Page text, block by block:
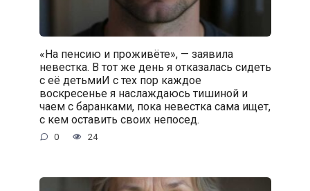
«На пенсию и проживёте», — заявила
невестка. В тот же день я отказалась сидеть
с её детьмиИ с тех пор каждое
воскресенье я наслаждаюсь тишиной и
чаем с баранками, пока невестка сама ищет,
с кем оставить своих непосед.
0 24